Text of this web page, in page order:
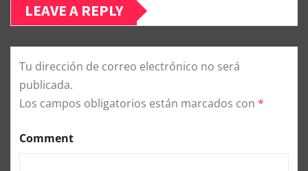
LEAVE A REPLY
Tu dirección de correo electrónico no será
publicada.
Los campos obligatorios están marcados con *
Comment